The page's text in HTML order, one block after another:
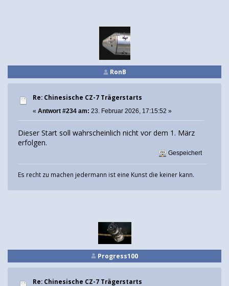
RonB
Re: Chinesische CZ-7 Trägerstarts
« Antwort #234 am: 23. Februar 2026, 17:15:52 »
Dieser Start soll wahrscheinlich nicht vor dem 1. März
erfolgen.
Gespeichert
Es recht zu machen jedermann ist eine Kunst die keiner kann.
Progress100
Re: Chinesische CZ-7 Trägerstarts